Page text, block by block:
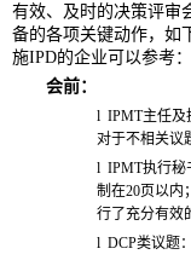
有效、及时的决策评审
备的各项关键动作，如
施IPD的企业可以参考：
会前：
l IPMT主任及
对于不相关议
l IPMT执行秘
制在20页以内
行了充分有效
l DCP类议题：